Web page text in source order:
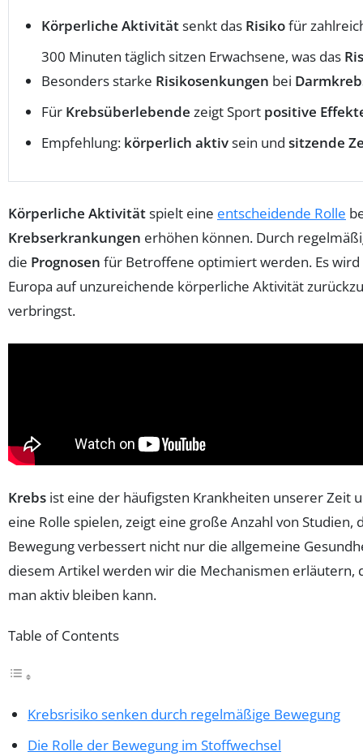
Körperliche Aktivitätsenkt das Risikofür
300 Minuten täglich sitzen Erwachsene, was das
Besonders starke Risikosenkungen bei
Für Krebsüberlebende zeigt Sport positive
Empfehlung: körperlich aktivsein und sitzende
Körperliche Aktivitätspielt eine entscheidende Rolle
Krebserkrankungen erhöhen können. Durch
die Prognosen für Betroffene optimiert werden. Es
Europa auf unzureichende körperliche Aktivität
verbringst.
Krebs ist eine der häufigsten Krankheiten unserer Zeit
eine Rolle spielen, zeigt eine große Anzahl von Studien,
Bewegung verbessert nicht nur die allgemeine
diesem Artikel werden wir die Mechanismen erläutern,
man aktiv bleiben kann.
Table of Contents
Krebsrisiko senken durch regelmäßige Bewegung
Die Rolle der Bewegung im Stoffwechsel